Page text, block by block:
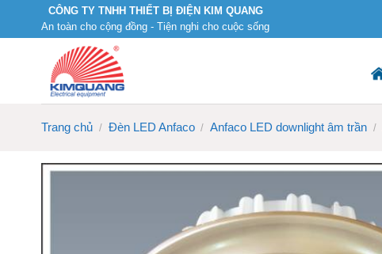
CÔNG TY TNHH THIẾT BỊ ĐIỆN KIM QUANG
An toàn cho cộng đồng - Tiện nghi cho cuộc sống
Trang chủ / Đèn LED Anfaco / Anfaco LED downlight âm trần /